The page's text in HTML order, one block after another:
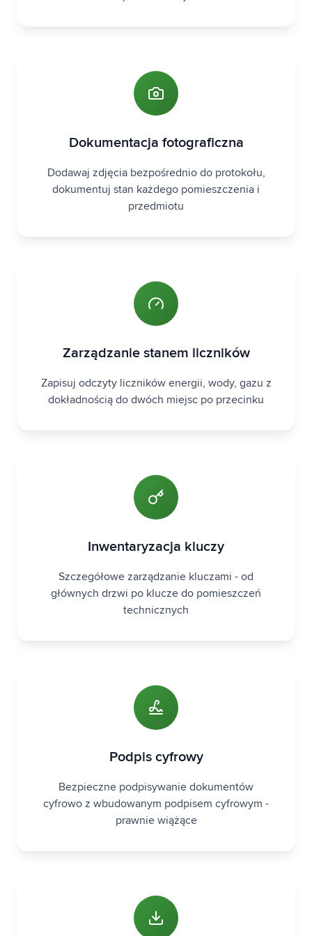
Dokumentacja fotograficzna
Dodawaj zdjęcia bezpośrednio do protokołu,
dokumentuj stan każdego pomieszczenia i
przedmiotu
Zarządzanie stanem liczników
Zapisuj odczyty liczników energii, wody, gazu z
dokładnością do dwóch miejsc po przecinku
Inwentaryzacja kluczy
Szczegółowe zarządzanie kluczami - od
głównych drzwi po klucze do pomieszczeń
technicznych
Podpis cyfrowy
Bezpieczne podpisywanie dokumentów
cyfrowo z wbudowanym podpisem cyfrowym -
prawnie wiążące